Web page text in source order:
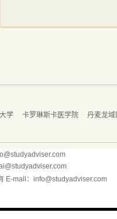
学 卡罗琳斯卡医学院 丹麦龙域
E-mail：info@studyadviser.com